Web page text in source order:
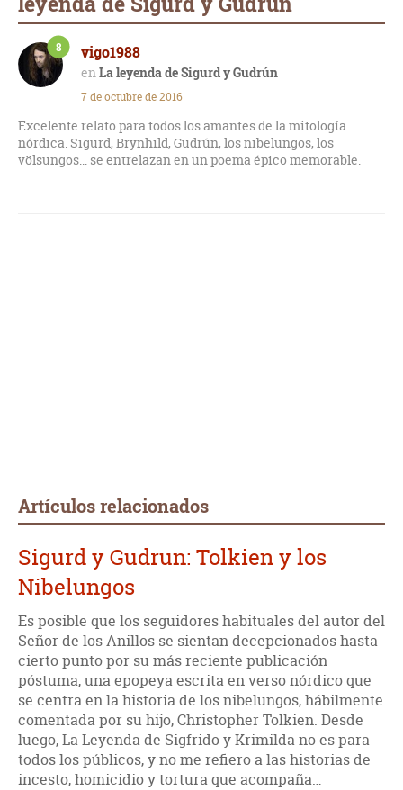
vigo1988
La leyenda de Sigurd y Gudrún
8
7 de octubre de 2016
Excelente relato para todos los amantes de la mitología
nórdica. Sigurd, Brynhild, Gudrún, los nibelungos, los
völsungos... se entrelazan en un poema épico memorable.
Artículos relacionados
Sigurd y Gudrun: Tolkien y los
Nibelungos
Es posible que los seguidores habituales del autor del
Señor de los Anillos se sientan decepcionados hasta
cierto punto por su más reciente publicación
póstuma, una epopeya escrita en verso nórdico que
se centra en la historia de los nibelungos, hábilmente
comentada por su hijo, Christopher Tolkien. Desde
luego, La Leyenda de Sigfrido y Krimilda no es para
todos los públicos, y no me refiero a las historias de
incesto, homicidio y tortura que acompaña…